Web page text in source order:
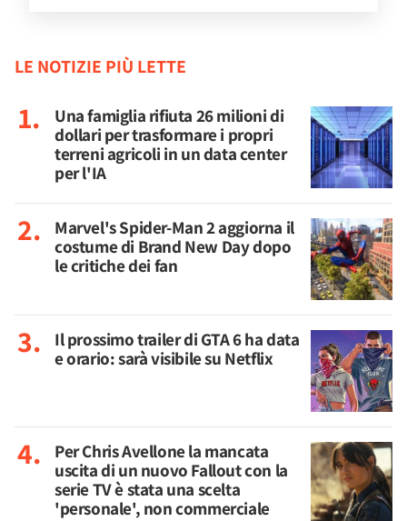
LE NOTIZIE PIÙ LETTE
Una famiglia rifiuta 26 milioni di
dollari per trasformare i propri
terreni agricoli in un data center
per l'IA
Marvel's Spider-Man 2 aggiorna il
costume di Brand New Day dopo
le critiche dei fan
Il prossimo trailer di GTA 6 ha data
e orario: sarà visibile su Netflix
Per Chris Avellone la mancata
uscita di un nuovo Fallout con la
serie TV è stata una scelta
'personale', non commerciale